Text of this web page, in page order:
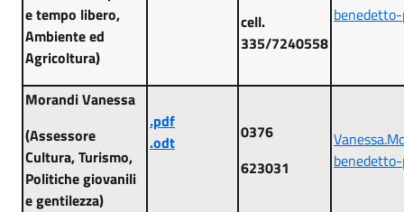
e tempo libero,
Ambiente ed
Agricoltura)
cell.
335/7240558
Morandi Vanessa
(Assessore
Cultura, Turismo,
Politiche giovanili
e gentilezza)
.pdf
.odt
0376
623031